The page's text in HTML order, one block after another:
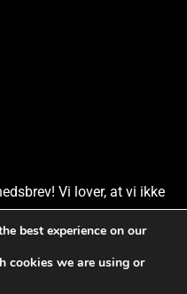
Vi lover, at vi ikke
Alle rettigheder
best experience on our
cookies we are using or